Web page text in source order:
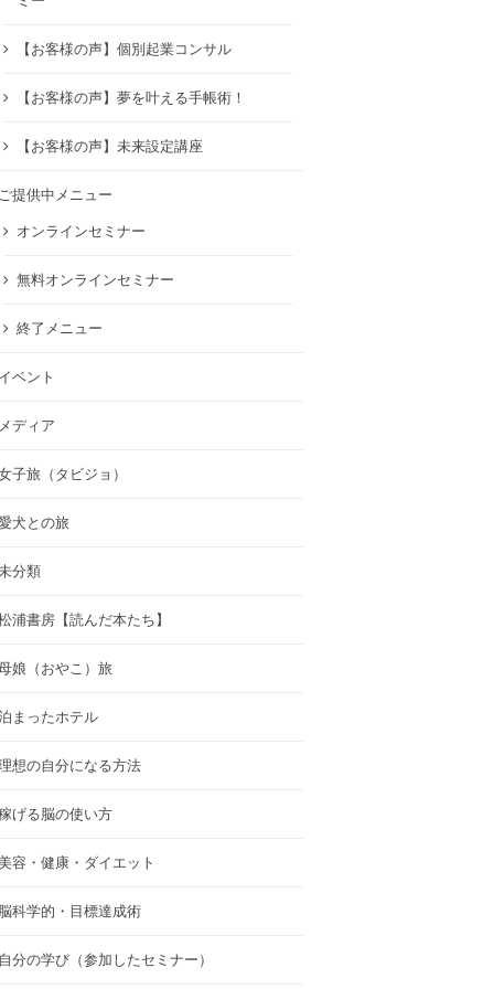
【お客様の声】個別起業コンサル
【お客様の声】夢を叶える手帳術！
【お客様の声】未来設定講座
提供中メニュー
オンラインセミナー
無料オンラインセミナー
終了メニュー
ベント
ディア
子旅（タビジョ）
犬との旅
分類
浦書房【読んだ本たち】
娘（おやこ）旅
まったホテル
想の自分になる方法
げる脳の使い方
容・健康・ダイエット
科学的・目標達成術
分の学び（参加したセミナー）